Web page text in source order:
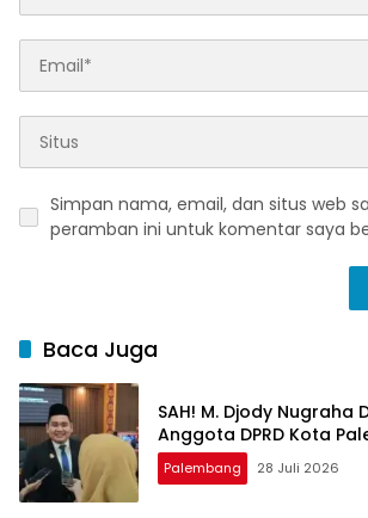
Simpan nama, email, dan situs web
peramban ini untuk komentar saya
Baca Juga
SAH! M. Djody Nugraha
Anggota DPRD Kota
Palembang 28 Juli 2026